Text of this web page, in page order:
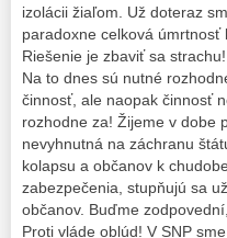
izolácii žiaľom. Už doteraz
paradoxne celková
Riešenie je zbaviť sa strachu!
Na to dnes sú nutné
činnosť, ale naopak činnosť
rozhodne za! Žijeme v dobe
nevyhnutná na záchranu
kolapsu a občanov k
zabezpečenia, stupňujú sa
občanov. Buďme
Proti vláde oblúd! V SNP